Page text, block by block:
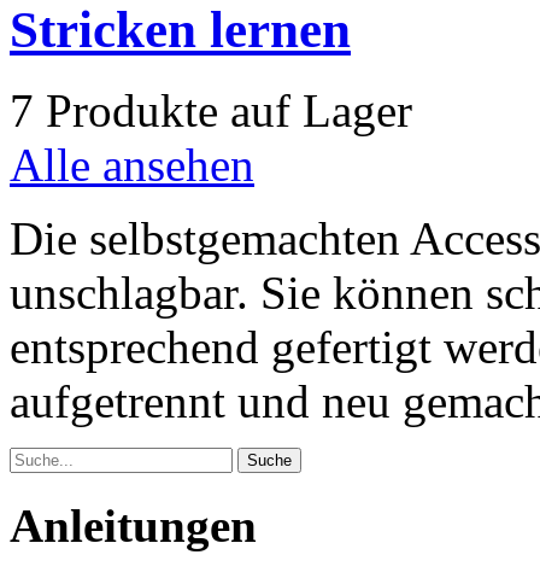
Stricken lernen
7 Produkte auf Lager
Alle ansehen
Die selbstgemachten
unschlagbar. Sie können
entsprechend gefertigt
aufgetrennt und neu
Anleitungen